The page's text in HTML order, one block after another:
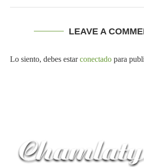
LEAVE A
Lo siento, debes estarconectado para